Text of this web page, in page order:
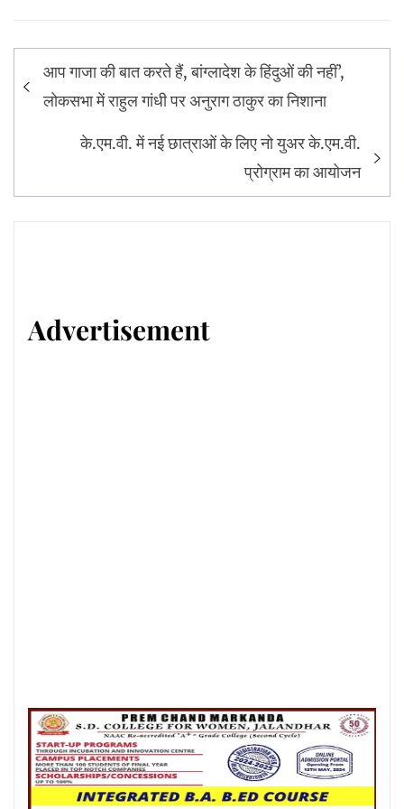
Post
navigation
आप गाजा की बात करते हैं, बांग्लादेश के हिंदुओं की नहीं’,
लोकसभा में राहुल गांधी पर अनुराग ठाकुर का निशाना
के.एम.वी. में नई छात्राओं के लिए नो युअर के.एम.वी.
प्रोग्राम का आयोजन
Advertisement
Posted On:8 Aug 2026
जालंधर कैंट के लोगों की लंबे समय से लंबित
समस्याओं का समाधान करवाने के लिए हर स्तर